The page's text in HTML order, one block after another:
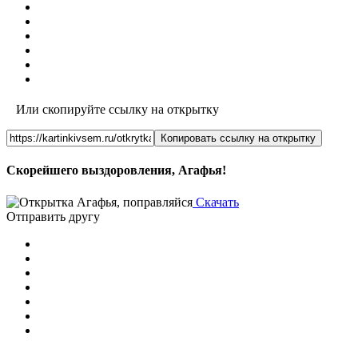
Или скопируйте ссылку на открытку
Копировать ссылку на открытку
Скорейшего выздоровления, Агафья!
Скачать
Отправить другу